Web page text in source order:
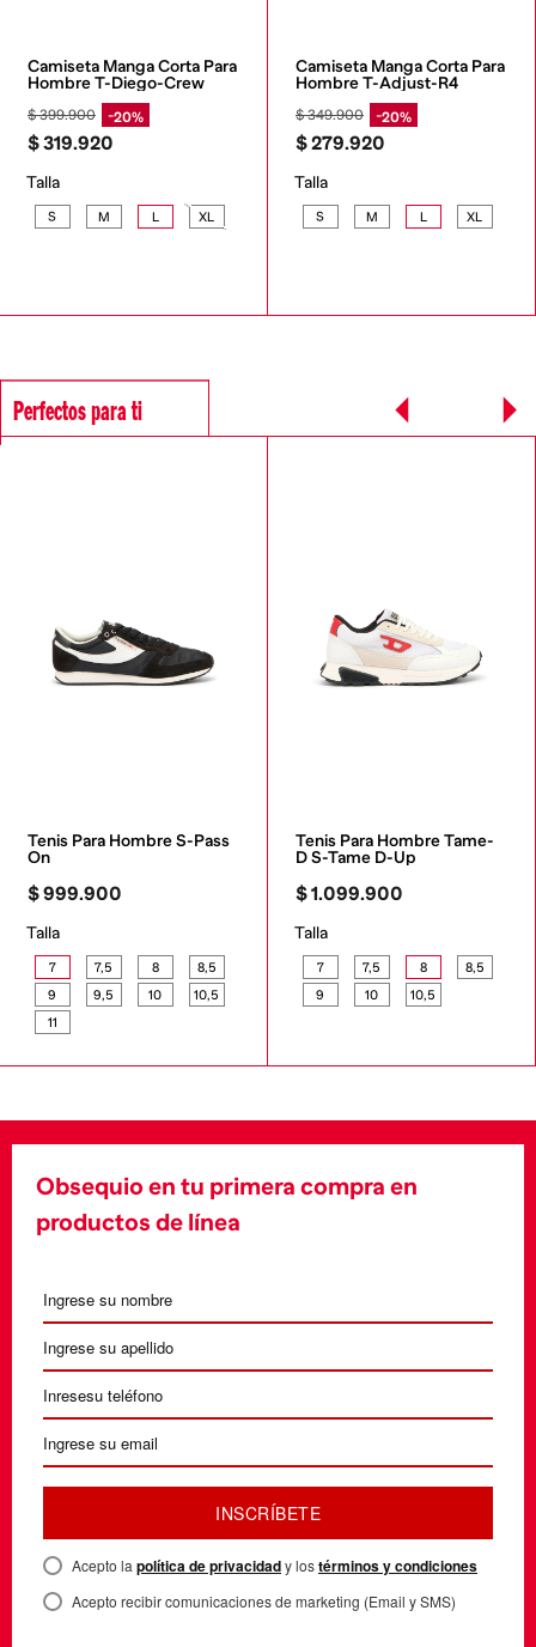
Camiseta Manga Corta Para
Hombre T-Diego-Crew
$399.900 20%
$319.920
Talla
S M L XL
Camiseta Manga Corta Para
Hombre T-Adjust-R4
$349.900 20%
$279.920
Talla
S M L XL
Perfectos para ti
Tenis Para Hombre S-Pass
On
$999.900
Talla
7 7,5 8
8,5
9
9,5 10
10,5
11
Tenis Para Hombre Tame-
D S-Tame D-Up
$1.099.900
Talla
7 7,5 8
8,5
9
10 10,5
Obsequio en tu primera compra en
productos de línea
INSCRÍBETE
Acepto la política de privacidady lostérminos y condiciones
Acepto recibir comunicaciones de marketing (Email y SMS)